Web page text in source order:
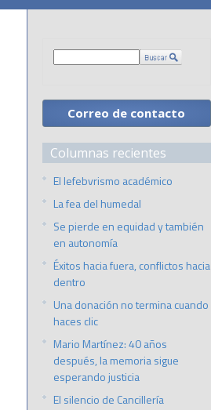
Correo de contacto
Columnas recientes
El lefebvrismo académico
La fea del humedal
Se pierde en equidad y también
en autonomía
Éxitos hacia fuera, conflictos hacia
dentro
Una donación no termina cuando
haces clic
Mario Martínez: 40 años
después, la memoria sigue
esperando justicia
El silencio de Cancillería